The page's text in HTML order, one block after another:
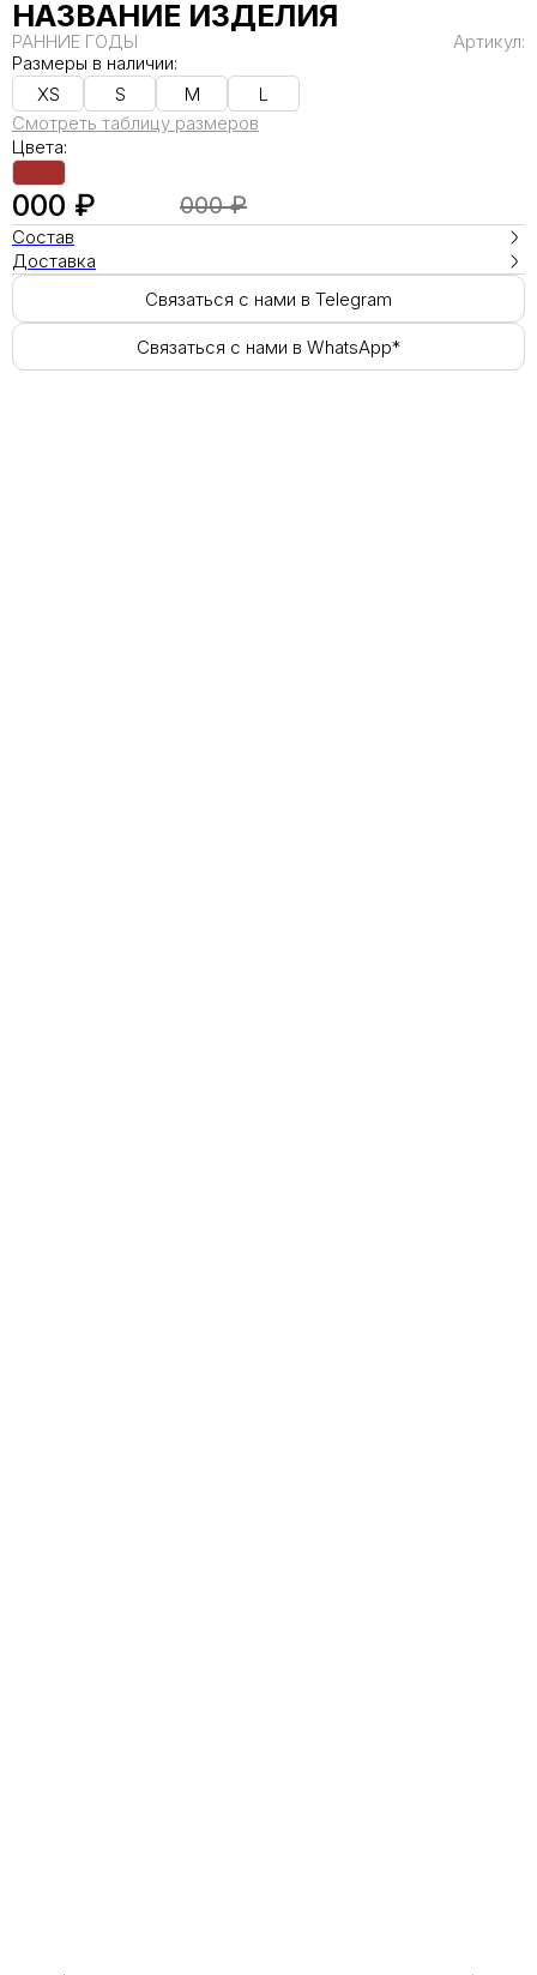
НАЗВАНИЕ ИЗДЕЛИЯ
РАННИЕ ГОДЫ
Артикул:
Размеры в наличии:
XS
S M
L
Смотреть таблицу размеров
Цвета:
000 ₽ 000 ₽
Состав
Доставка
Связаться с нами в Telegram
Связаться с нами в WhatsApp*